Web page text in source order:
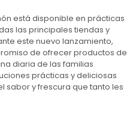
está disponible en prácticas
las principales tiendas y
este nuevo lanzamiento,
de ofrecer productos de
diaria de las familias
prácticas y deliciosas
sabor y frescura que tanto les